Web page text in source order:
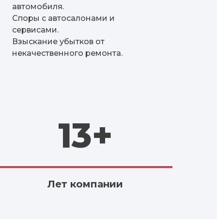
автомобиля.
Споры с автосалонами и
сервисами.
Взыскание убытков от
некачественного ремонта.
13+
Лет компании